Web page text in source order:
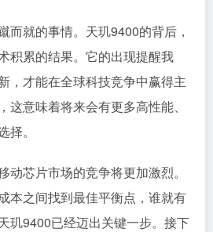
而就的事情。天玑9400的背后，
积累的结果。它的出现提醒我
，才能在全球科技竞争中赢得主
这意味着将来会有更多高性能、
。
动芯片市场的竞争将更加激烈。
本之间找到最佳平衡点，谁就有
玑9400已经迈出关键一步。接下